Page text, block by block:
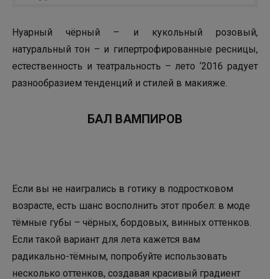
Нуарный чёрный – и кукольный розовый,
натуральный тон – и гипертрофированные ресницы,
естественность и театральность – лето ‘2016 радует
разнообразием тенденций и стилей в макияже.
БАЛ ВАМПИРОВ
Если вы не наигрались в готику в подростковом
возрасте, есть шанс восполнить этот пробел: в моде
тёмные губы – чёрных, бордовых, винных оттенков.
Если такой вариант для лета кажется вам
радикально-тёмным, попробуйте использовать
несколько оттенков, создавая красивый градиент